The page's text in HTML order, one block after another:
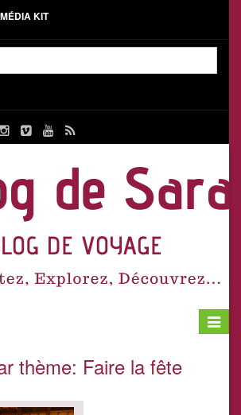
MÉDIA KIT
Toggle
thème: Faire la fête